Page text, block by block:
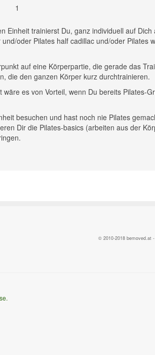
1
Einheit trainierst Du, ganz individuell auf
oder Pilates half cadillac und/oder Pilates
auf eine Körperpartie, die gerade das
die den ganzen Körper kurz durchtrainieren.
wäre es von Vorteil, wenn Du bereits Pilates-
besuchen und hast noch nie Pilates
Dir die Pilates-basics (arbeiten aus der
© 2010-2018 bemoved.at